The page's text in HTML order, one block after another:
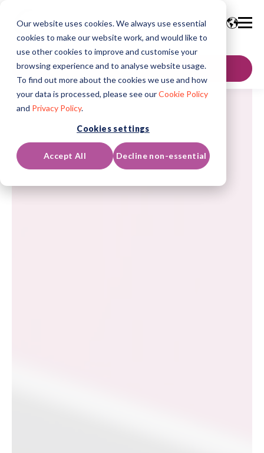
Our website uses cookies. We always use essential
cookies to make our website work, and would like to
use other cookies to improve and customise your
browsing experience and to analyse website usage.
To find out more about the cookies we use and how
your data is processed, please see ourCookie Policy
and Privacy Policy.
Cookies settings
Accept All Decline non-essential
聯絡我們